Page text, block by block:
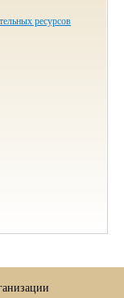
ресурсов